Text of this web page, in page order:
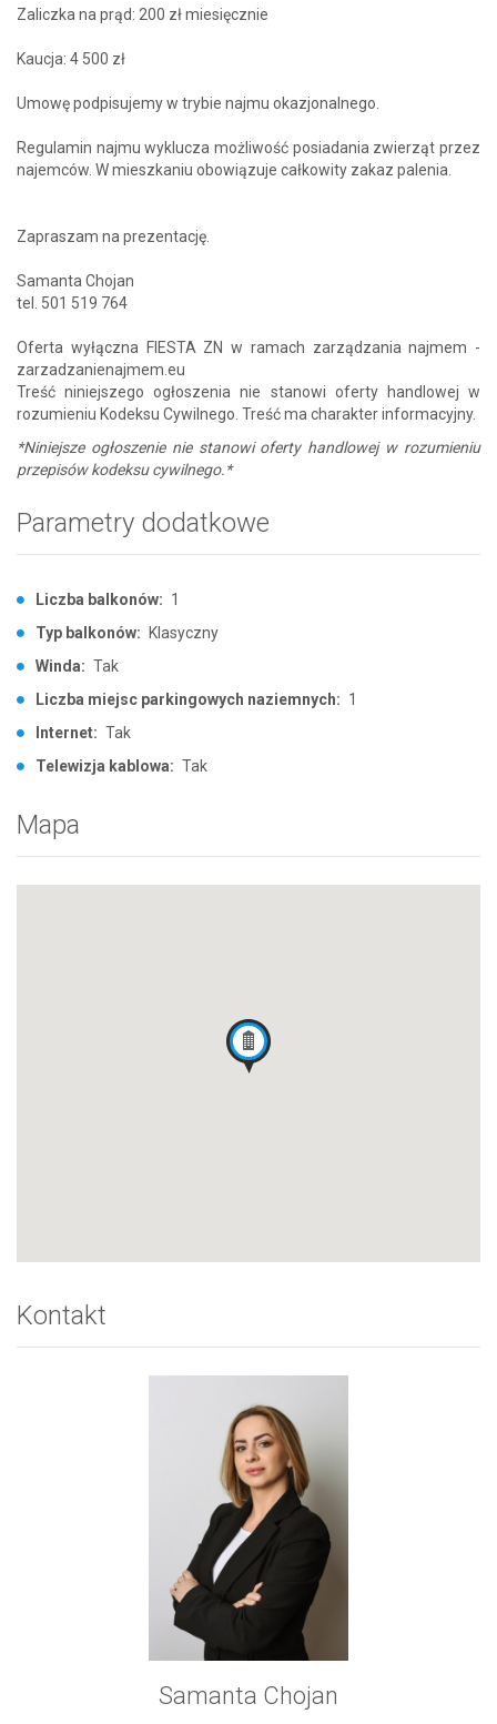
Zaliczka na prąd: 200 zł miesięcznie
Kaucja: 4 500 zł
Umowę podpisujemy w trybie najmu okazjonalnego.
Regulamin najmu wyklucza możliwość posiadania zwierząt przez
najemców. W mieszkaniu obowiązuje całkowity zakaz palenia.
Zapraszam na prezentację.
Samanta Chojan
tel. 501 519 764
Oferta wyłączna FIESTA ZN w ramach zarządzania najmem -
zarzadzanienajmem.eu
Treść niniejszego ogłoszenia nie stanowi oferty handlowej w
rozumieniu Kodeksu Cywilnego. Treść ma charakter informacyjny.
*Niniejsze ogłoszenie nie stanowi oferty handlowej w rozumieniu
przepisów kodeksu cywilnego.*
Parametry dodatkowe
Liczba balkonów: 1
Typ balkonów: Klasyczny
Winda: Tak
Liczba miejsc parkingowych naziemnych: 1
Internet: Tak
Telewizja kablowa: Tak
Mapa
Kontakt
Samanta Chojan